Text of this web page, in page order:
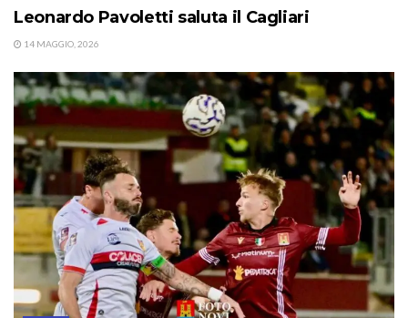
Leonardo Pavoletti saluta il Cagliari
14 MAGGIO, 2026